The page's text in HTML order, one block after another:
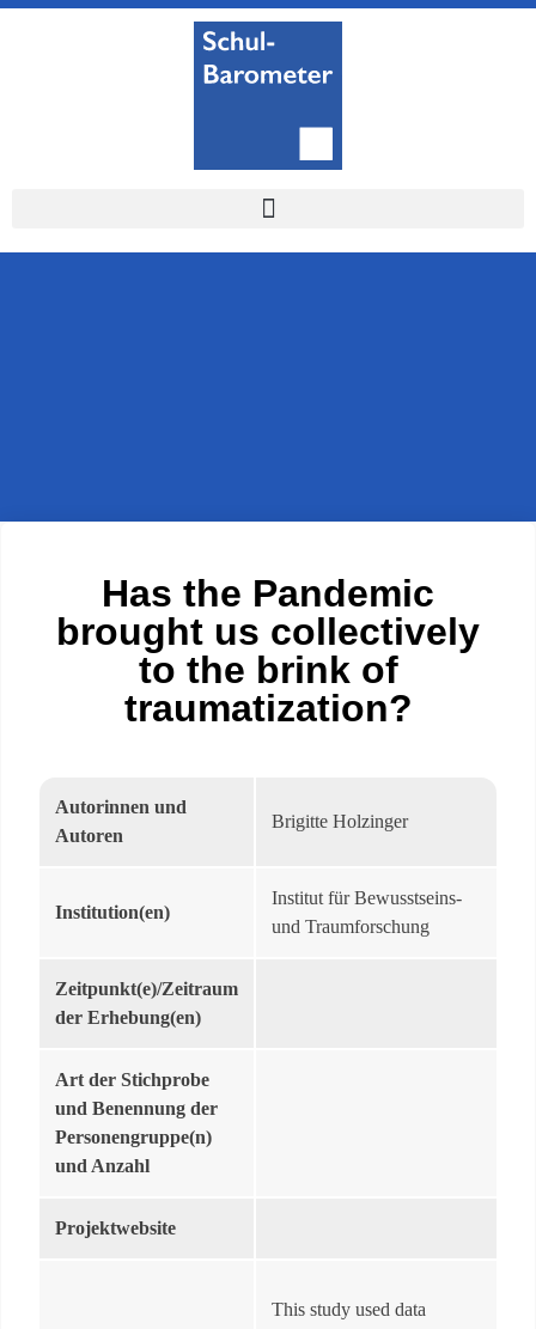
Has the Pandemic
brought us collectively
to the brink of
traumatization?
Autorinnen und
Autoren
Brigitte Holzinger
Institution(en)
Institut für Bewusstseins-
und Traumforschung
Zeitpunkt(e)/Zeitraum
der Erhebung(en)
Art der Stichprobe
und Benennung der
Personengruppe(n)
und Anzahl
Projektwebsite
This study used data